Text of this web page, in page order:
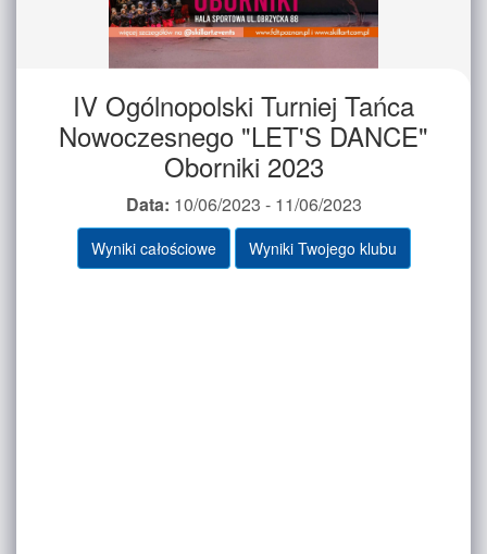
IV Ogólnopolski Turniej Tańca
Nowoczesnego "LET'S DANCE"
Oborniki 2023
Data: 10/06/2023 - 11/06/2023
Wyniki całościowe Wyniki Twojego klubu